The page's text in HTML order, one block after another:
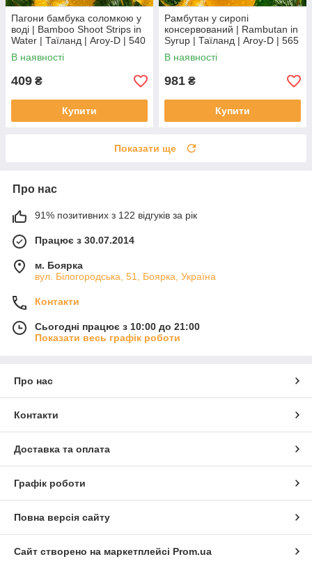
Пагони бамбука соломкою у
воді | Bamboo Shoot Strips in
Water | Таїланд | Aroy-D | 540
г | Готові для азійських страв
XC
В наявності
409 ₴
Купити
Рамбутан у сиропі
консервований | Rambutan in
Syrup | Таїланд | Aroy-D | 565
г | Екзотичний тропічний
десерт XC
В наявності
981 ₴
Купити
Показати ще
Про нас
91% позитивних з 122 відгуків за рік
Працює з 30.07.2014
м. Боярка
вул. Білогородська, 51, Боярка, Україна
Контакти
Сьогодні працює з 10:00 до 21:00
Показати весь графік роботи
Про нас
Контакти
Доставка та оплата
Графік роботи
Повна версія сайту
Сайт створено на маркетплейсі Prom.ua